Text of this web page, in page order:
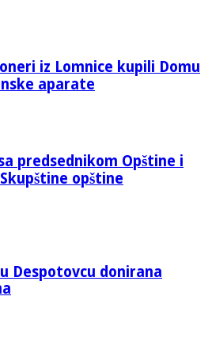
iz Lomnice kupili Domu
aparate
predsednikom Opštine i
opštine
Despotovcu donirana